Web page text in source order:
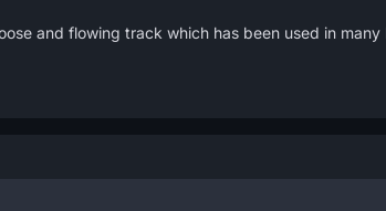
and flowing track which has been used in